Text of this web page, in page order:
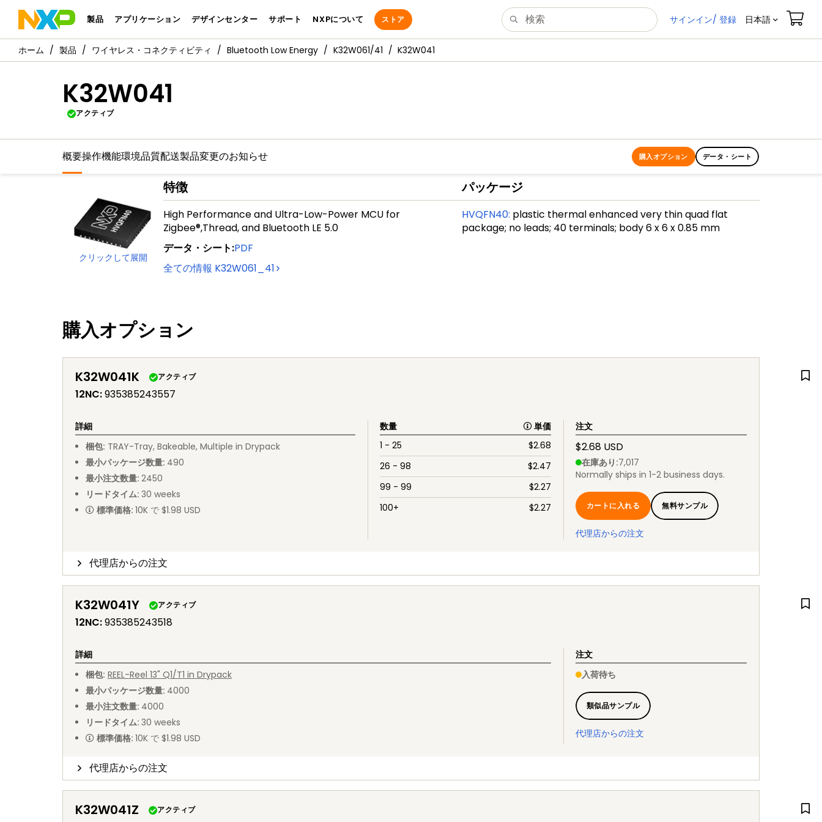
製品 アプリケーション デザインセンター サポート NXPについて ストア サインイン/ 登録 日本語
製品 ワイヤレス・コネクティビティ Bluetooth Low Energy K32W061/41 K32W041
K32W041
アクティブ
概要操作機能環境品質配送製品変更のお知らせ 購入オプション データ・シート
クリックして展開
特徴
High Performance and Ultra-Low-Power MCU for
Zigbee®,Thread, and Bluetooth LE 5.0
データ・シート:PDF
全ての情報 K32W061_41
パッケージ
HVQFN40: plastic thermal enhanced very thin quad flat
package; no leads; 40 terminals; body 6 x 6 x 0.85 mm
購入オプション
K32W041K アクティブ
12NC:935385243557
詳細
梱包: TRAY-Tray, Bakeable, Multiple in Drypack
最小パッケージ数量: 490
最小注文数量: 2450
リードタイム: 30 weeks
標準価格: 10K で $1.98 USD
数量
単価
1 - 25
$2.68
26 - 98
$2.47
99 - 99
$2.27
100+
$2.27
注文
$2.68 USD
在庫あり :7,017
Normally ships in 1-2 business days.
カートに入れる 無料サンプル
代理店からの注文
代理店からの注文
K32W041Y アクティブ
12NC:935385243518
詳細
梱包: REEL-Reel 13" Q1/T1 in Drypack
最小パッケージ数量: 4000
最小注文数量: 4000
リードタイム: 30 weeks
標準価格: 10K で $1.98 USD
注文
入荷待ち
類似品サンプル
代理店からの注文
代理店からの注文
K32W041Z アクティブ